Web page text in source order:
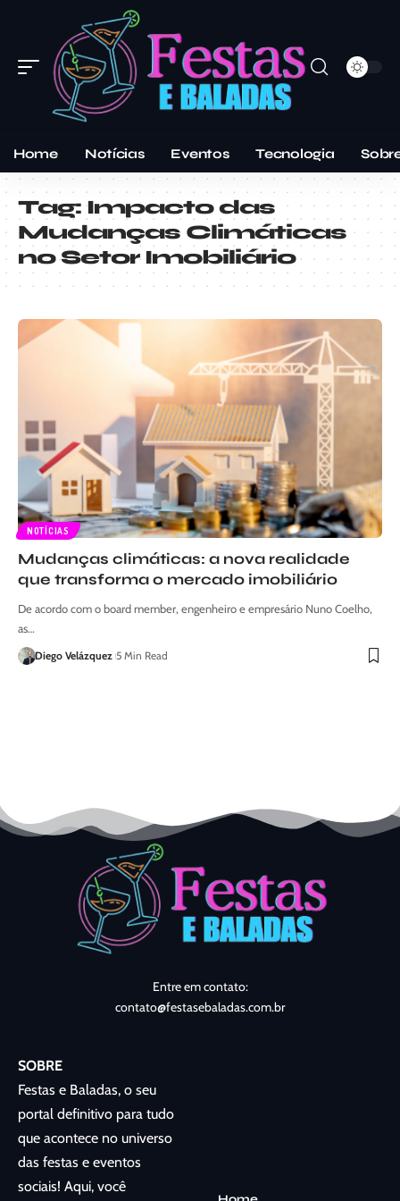
Home Notícias Eventos Tecnologia
Tag:Impacto das
Mudanças Climáticas
no Setor Imobiliário
NOTÍCIAS
Mudanças climáticas: a nova realidade
que transforma o mercado imobiliário
De acordo com o board member, engenheiro e empresário Nuno Coelho,
as…
Diego Velázquez 5 Min Read
Entre em contato:
contato@festasebaladas.com.br
SOBRE
Festas e Baladas, o seu
portal definitivo para tudo
que acontece no universo
das festas e eventos
sociais! Aqui, você